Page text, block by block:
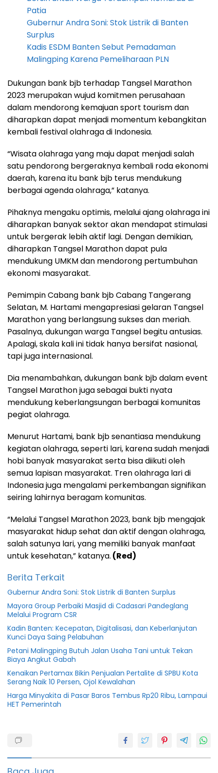
Patia
Gubernur Andra Soni: Stok Listrik di Banten
Surplus
Kadis ESDM Banten Sebut Pemadaman
Malingping Karena Pemeliharaan PLN
Dukungan bank bjb terhadap Tangsel Marathon
2023 merupakan wujud komitmen perusahaan
dalam mendorong kemajuan sport tourism dan
diharapkan dapat menjadi momentum kebangkitan
kembali festival olahraga di Indonesia.
“Wisata olahraga yang maju dapat menjadi salah
satu pendorong bergeraknya kembali roda ekonomi
daerah, karena itu bank bjb terus mendukung
berbagai agenda olahraga,” katanya.
Pihaknya mengaku optimis, melalui ajang olahraga ini
diharapkan banyak sektor akan mendapat stimulasi
untuk bergerak lebih aktif lagi. Dengan demikian,
diharapkan Tangsel Marathon dapat pula
mendukung UMKM dan mendorong pertumbuhan
ekonomi masyarakat.
Pemimpin Cabang bank bjb Cabang Tangerang
Selatan, M. Hartami mengapresiasi gelaran Tangsel
Marathon yang berlangsung sukses dan meriah.
Pasalnya, dukungan warga Tangsel begitu antusias.
Apalagi, skala kali ini tidak hanya bersifat nasional,
tapi juga internasional.
Dia menambahkan, dukungan bank bjb dalam event
Tangsel Marathon juga sebagai bukti nyata
mendukung keberlangsungan berbagai komunitas
pegiat olahraga.
Menurut Hartami, bank bjb senantiasa mendukung
kegiatan olahraga, seperti lari, karena sudah menjadi
hobi banyak masyarakat serta bisa diikuti oleh
semua lapisan masyarakat. Tren olahraga lari di
Indonesia juga mengalami perkembangan signifikan
seiring lahirnya beragam komunitas.
“Melalui Tangsel Marathon 2023, bank bjb mengajak
masyarakat hidup sehat dan aktif dengan olahraga,
salah satunya lari, yang memiliki banyak manfaat
untuk kesehatan,” katanya. (Red)
Berita Terkait
Gubernur Andra Soni: Stok Listrik di Banten Surplus
Mayora Group Perbaiki Masjid di Cadasari Pandeglang
Melalui Program CSR
Kadin Banten: Kecepatan, Digitalisasi, dan Keberlanjutan
Kunci Daya Saing Pelabuhan
Petani Malingping Butuh Jalan Usaha Tani untuk Tekan
Biaya Angkut Gabah
Kenaikan Pertamax Bikin Penjualan Pertalite di SPBU Kota
Serang Naik 10 Persen, Ojol Kewalahan
Harga Minyakita di Pasar Baros Tembus Rp20 Ribu, Lampaui
HET Pemerintah
BJB
bjb
Tangsel